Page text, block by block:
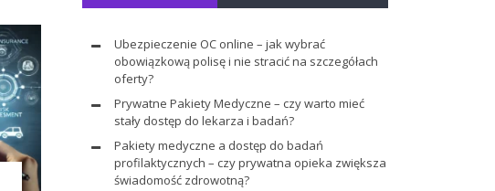
Ubezpieczenie OC online – jak wybrać
obowiązkową polisę i nie stracić na szczegółach
oferty?
Prywatne Pakiety Medyczne – czy warto mieć
stały dostęp do lekarza i badań?
Pakiety medyczne a dostęp do badań
profilaktycznych – czy prywatna opieka zwiększa
świadomość zdrowotną?